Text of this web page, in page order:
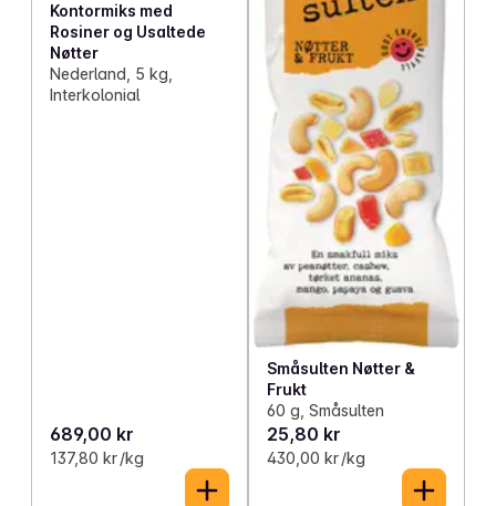
Kontormiks med
Rosiner og Usaltede
Nøtter
Nederland, 5 kg,
Interkolonial
689,00 kr
137,80 kr /kg
Småsulten Nøtter &
Frukt
60 g, Småsulten
25,80 kr
430,00 kr /kg